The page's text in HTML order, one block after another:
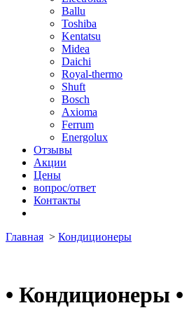
Ballu
Toshiba
Kentatsu
Midea
Daichi
Royal-thermo
Shuft
Bosch
Axioma
Ferrum
Energolux
Отзывы
Акции
Цены
вопрос/ответ
Контакты
Главная > Кондиционеры
• Кондиционеры •